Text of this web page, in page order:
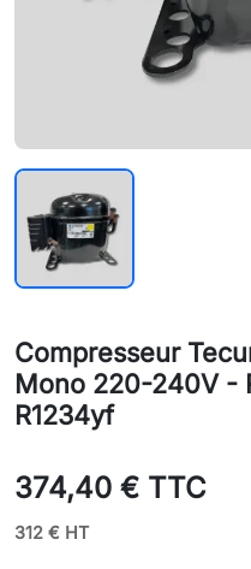
Compresseur
Mono 220-240V -
R1234yf
374,40 € TTC
312 € HT